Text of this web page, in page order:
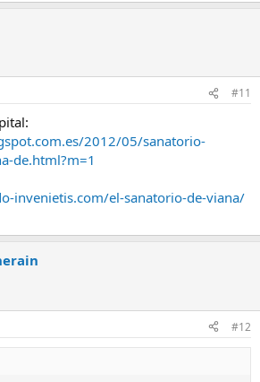
#11
2012/05/sanatorio-
de.html?m=1
invenietis.com/el-sanatorio-de-viana/
#12